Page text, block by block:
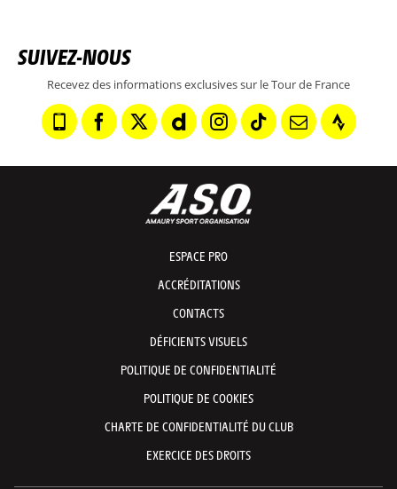
SUIVEZ-NOUS
Recevez des informations exclusives sur le Tour de France
ESPACE PRO
ACCRÉDITATIONS
CONTACTS
DÉFICIENTS VISUELS
POLITIQUE DE CONFIDENTIALITÉ
POLITIQUE DE COOKIES
CHARTE DE CONFIDENTIALITÉ DU CLUB
EXERCICE DES DROITS